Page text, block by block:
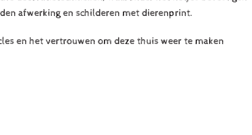
afwerking en schilderen met dierenprint.
en het vertrouwen om deze thuis weer te maken